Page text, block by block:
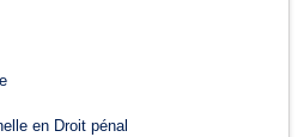
en Droit pénal